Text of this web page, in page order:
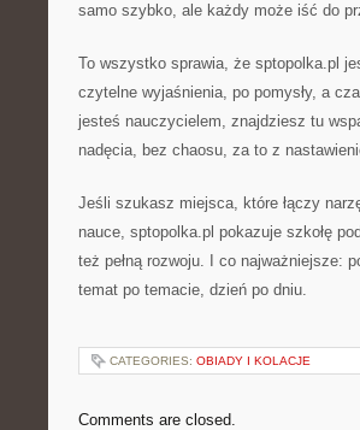
samo szybko, ale każdy może iść do
To wszystko sprawia, że sptopolka.pl
czytelne wyjaśnienia, po pomysły, a
jesteś nauczycielem, znajdziesz tu
nadęcia, bez chaosu, za to z
Jeśli szukasz miejsca, które łączy
nauce, sptopolka.pl pokazuje szkołę
też pełną rozwoju. I co najważniejsze:
temat po temacie, dzień po dniu.
CATEGORIES: OBIADY I KOLACJE
Comments are closed.